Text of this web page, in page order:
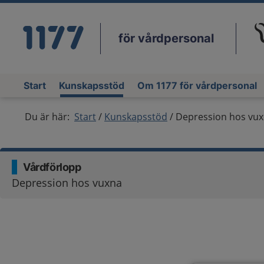
för vårdpersonal
Start Kunskapsstöd Om 1177 för vårdpersonal
Du är här: Start Kunskapsstöd Depression hos
Vårdförlopp
Depression hos vuxna